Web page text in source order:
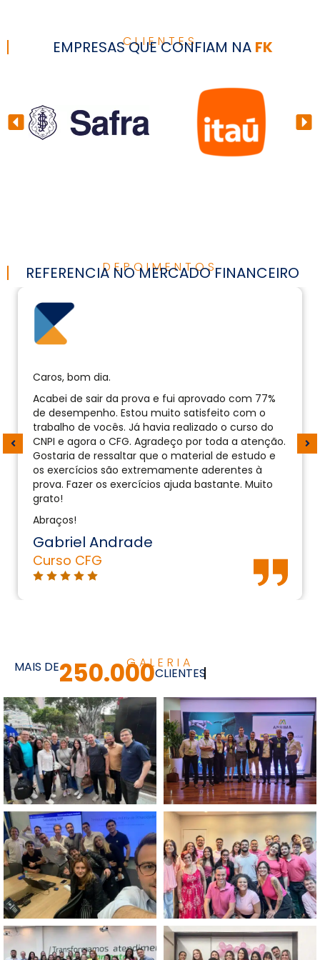
CLIENTES
EMPRESAS QUE CONFIAM NA FK
DEPOIMENTOS
REFERENCIA NO MERCADO FINANCEIRO
Caros, bom dia.
Acabei de sair da prova e fui aprovado com 77%
de desempenho. Estou muito satisfeito com o
trabalho de vocês. Já havia realizado o curso do
CNPI e agora o CFG. Agradeço por toda a atenção.
Gostaria de ressaltar que o material de estudo e
os exercícios são extremamente aderentes à
prova. Fazer os exercícios ajuda bastante. Muito
grato!
Abraços!
Gabriel Andrade
Curso CFG
GALERIA
MAIS DE250.000CLIENTES